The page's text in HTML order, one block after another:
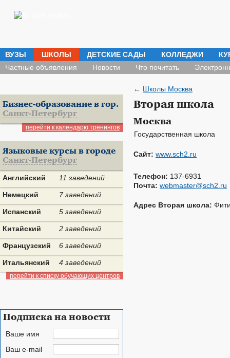
ВУЗЫ ШКОЛЫ ДЕТСКИЕ САДЫ КОЛЛЕДЖИ
Частные объявления
Новости Что почитать
← Школы Москва
Вторая школа
Москва
Государственная школа
Сайт: www.sch2.ru
Телефон: 137-6931
Почта: webmaster@sch2.ru
Адрес Вторая школа:
Бизнес-образование в гор.
Санкт-Петербург
перейти к календарю тренингов
Языковые курсы в городе
Санкт-Петербург
Английский 11 заведений
Немецкий 7 заведений
Испанский 5 заведений
Китайский 2 заведений
Французский 6 заведений
Итальянский 4 заведений
перейти к списку обучающих центров
Подписка на новости
Ваше имя
Ваш e-mail